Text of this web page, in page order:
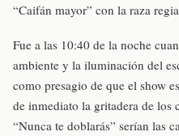
“Caifán mayor” con la raza
Fue a las 10:40 de la noche
ambiente y la iluminación del
como presagio de que el show
de inmediato la gritadera de los
“Nunca te doblarás” serían las